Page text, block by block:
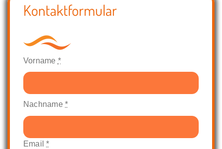
Kontaktformular
Vorname *
Nachname*
Email*